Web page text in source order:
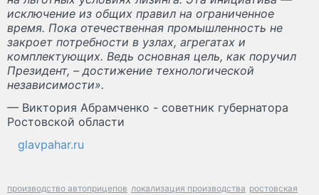
исключение из общих правил на ограниченное
время. Пока отечественная промышленность не
закроет потребности в узлах, агрегатах и
комплектующих. Ведь основная цель, как поручил
Президент, – достижение технологической
независимости».
— Виктория Абрамченко - советник губернатора
Ростовской области
glavpahar.ru
производство автоприцепов локализация производства ростовская